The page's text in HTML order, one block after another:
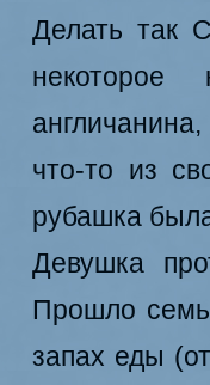
Делать так
некоторое
что-то из
рубашка
Девушка
Прошло семь
запах еды